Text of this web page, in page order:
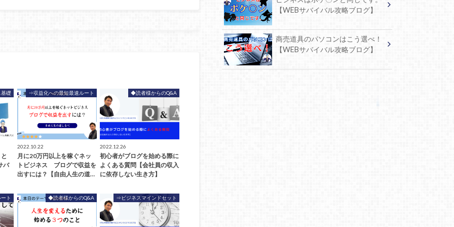
礎
バ
⇒収益化への最短最速ルート
2022.10.22
月に20万円以上を稼ぐネッ
トビジネス ブログで収益を
出すには？【自由人生の道…
◆読者様からのQ&A
2022.12.26
初心者がブログを始める際に
よくある質問【会社員の収入
に依存しない生き方】
ト ◆読者様からのQ&A ⇒ビジネスマインドセット
【WEBサバイバル攻略ブログ】
商売道具のパソコンはこう選べ！
【WEBサバイバル攻略ブログ】